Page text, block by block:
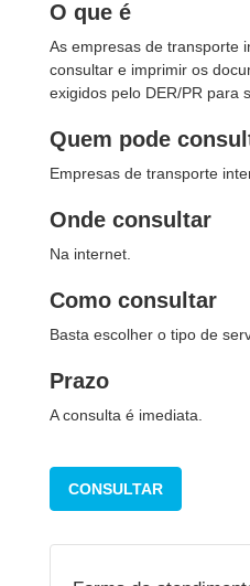
O que é
As empresas de transporte
consultar e imprimir os
exigidos pelo DER/PR para
Quem pode
Empresas de transporte
Onde consultar
Na internet.
Como consultar
Basta escolher o tipo de
Prazo
A consulta é imediata.
CONSULTAR